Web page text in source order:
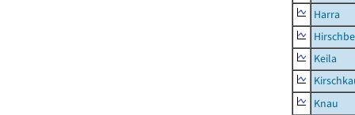
Harra
Keila
Knau